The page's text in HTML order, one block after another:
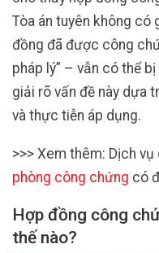
Tòa án tuyên không có
đồng đã được công
pháp lý” – vẫn có thể
giải rõ vấn đề này dựa
và thực tiễn áp dụng.
>>> Xem thêm: Dịch
phòng công chứng có
Hợp đồng công
thế nào?